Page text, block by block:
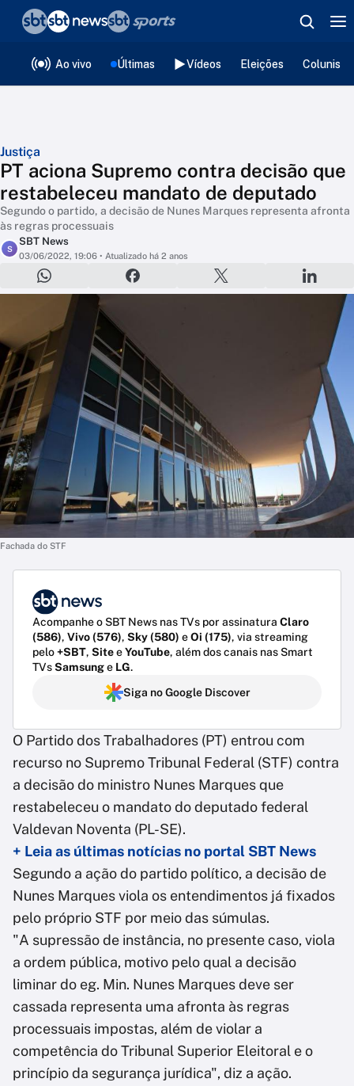
Ao vivo Últimas Vídeos Eleições
Justiça
PT aciona Supremo contra decisão que
restabeleceu mandato de deputado
Segundo o partido, a decisão de Nunes Marques representa afronta
às regras processuais
S
SBT News
03/06/2022, 19:06 • Atualizado há 2 anos
Fachada do STF
Acompanhe o SBT News nas TVs por assinatura Claro
(586), Vivo (576), Sky (580) eOi (175), via streaming
pelo+SBT, SiteeYouTube, além dos canais nas Smart
TVsSamsunge LG.
Siga no Google Discover
O Partido dos Trabalhadores (PT) entrou com
recurso no Supremo Tribunal Federal (STF) contra
a decisão do ministro Nunes Marques que
restabeleceu o mandato do deputado federal
Valdevan Noventa (PL-SE).
+ Leia as últimas notícias no portal SBT News
Segundo a ação do partido político, a decisão de
Nunes Marques viola os entendimentos já fixados
pelo próprio STF por meio das súmulas.
"A supressão de instância, no presente caso, viola
a ordem pública, motivo pelo qual a decisão
liminar do eg. Min. Nunes Marques deve ser
cassada representa uma afronta às regras
processuais impostas, além de violar a
competência do Tribunal Superior Eleitoral e o
princípio da segurança jurídica", diz a ação.
❮voltar
Editorias